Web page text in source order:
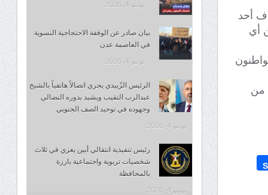
أحد
أي
من
يونيو 4, 2026
بيان صادر عن الوقفة الاحتجاجية النسوية
في العاصمة عدن
يونيو 4, 2026
الرئيس الزُبيدي يجري اتصالاً هاتفياً بالشيخ
عبدالرب النقيب ويشيد بدوره النضالي
وجهوده في توحيد الصف الجنوبي
يونيو 4, 2026
رئيس تنفيذية انتقالي أبين يعزي في ثلاث
شخصيات تربوية واجتماعية بارزة
بالمحافظة
يونيو 4, 2026